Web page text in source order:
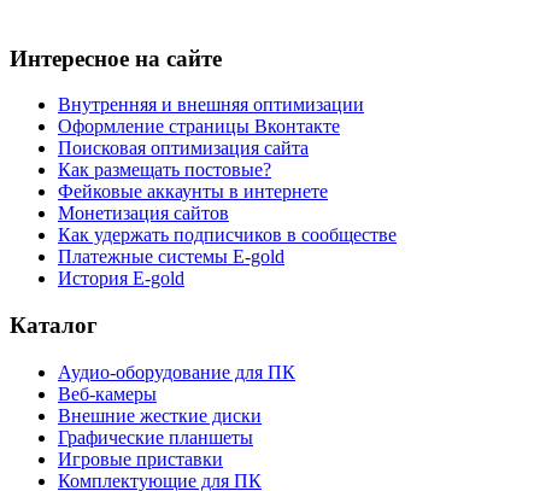
Интересное на сайте
Внутренняя и внешняя оптимизации
Оформление страницы Вконтакте
Поисковая оптимизация сайта
Как размещать постовые?
Фейковые аккаунты в интернете
Монетизация сайтов
Как удержать подписчиков в сообществе
Платежные системы E-gold
История E-gold
Каталог
Аудио-оборудование для ПК
Веб-камеры
Внешние жесткие диски
Графические планшеты
Игровые приставки
Комплектующие для ПК